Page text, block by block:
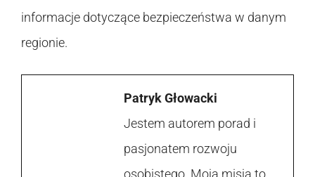
informacje dotyczące bezpieczeństwa w danym
regionie.
Patryk Głowacki
Jestem autorem porad i
pasjonatem rozwoju
osobistego. Moja misja to